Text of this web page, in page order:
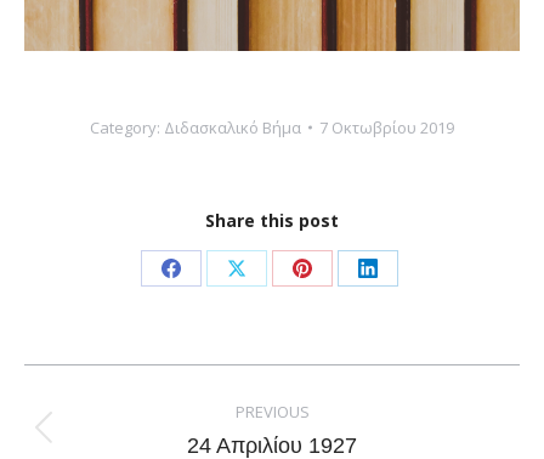
Category: Διδασκαλικό Βήμα 7 Οκτωβρίου 2019
Share this post
Share
Facebook
Share
X
Share
Pinterest
Share
LinkedIn
navigation
PREVIOUS
Previous
24 Απριλίου 1927